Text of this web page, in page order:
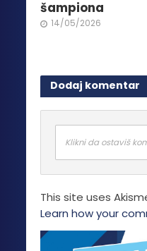
šampiona
14/05/2026
Dodaj komentar
Klikni da ostaviš
This site uses
Learn how your